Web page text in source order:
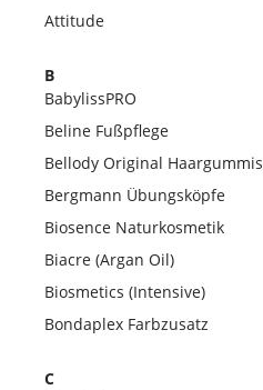
Attitude
B
BabylissPRO
Beline Fußpflege
Bellody Original Haargummis
Bergmann Übungsköpfe
Biosence Naturkosmetik
Biacre (Argan Oil)
Biosmetics (Intensive)
Bondaplex Farbzusatz
C